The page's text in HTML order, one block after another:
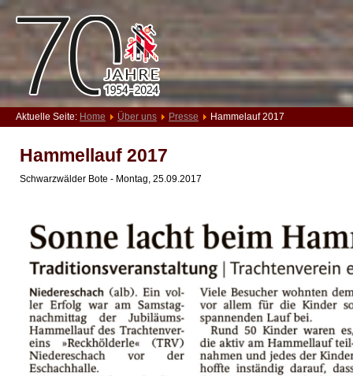
Aktuelle Seite: Home Über uns Presse Hammelauf 2017
Hammellauf 2017
Schwarzwälder Bote - Montag, 25.09.2017